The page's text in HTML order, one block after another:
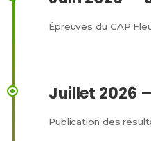
Épreuves du CAP
Juillet 2026
Publication des